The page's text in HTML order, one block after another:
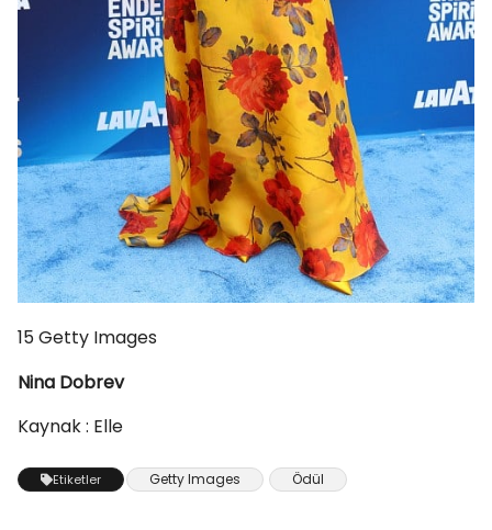
15Getty Images
Nina Dobrev
Kaynak : Elle
Etiketler Getty Images Ödül